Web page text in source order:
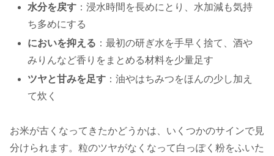
水分を戻す ：浸水時間を長めにとり、水加減も気持
ち多めにする
においを抑える ：最初の研ぎ水を手早く捨て、酒や
みりんなど香りをまとめる材料を少量足す
ツヤと甘みを足す ：油やはちみつをほんの少し加え
て炊く
お米が古くなってきたかどうかは、いくつかのサインで見
分けられます。粒のツヤがなくなって白っぽく粉をふいた